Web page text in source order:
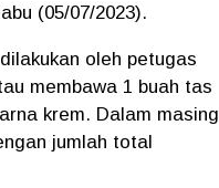
(05/07/2023).
oleh petugas
membawa 1 buah tas
krem. Dalam masing
jumlah total